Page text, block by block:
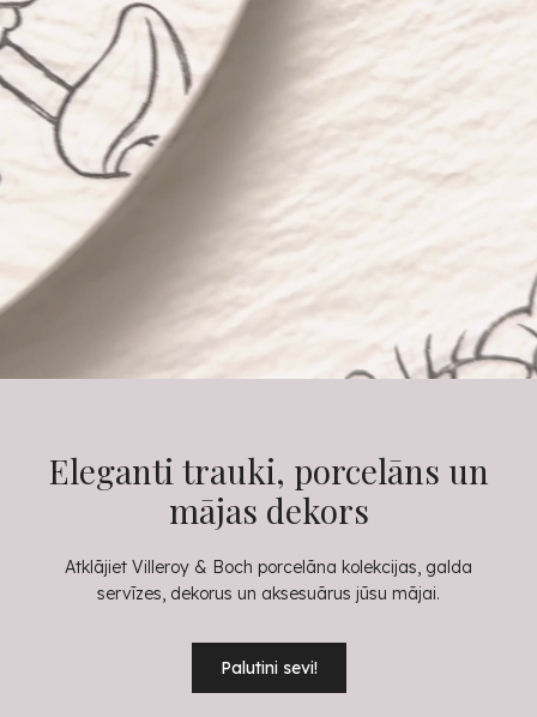
Eleganti trauki, porcelāns un
mājas dekors
Atklājiet Villeroy & Boch porcelāna kolekcijas, galda
servīzes, dekorus un aksesuārus jūsu mājai.
Palutini sevi!